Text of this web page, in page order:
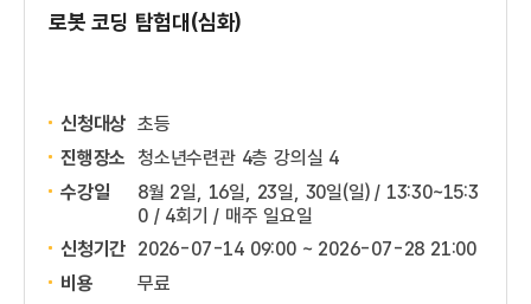
로봇 코딩 탐험대(심화)
신청대상 초등
진행장소 청소년수련관 4층 강의실 4
수강일
8월 2일, 16일, 23일, 30일(일) / 13:30~15:3
0 / 4회기 / 매주 일요일
신청기간 2026-07-14 09:00 ~ 2026-07-28 21:00
비용
무료